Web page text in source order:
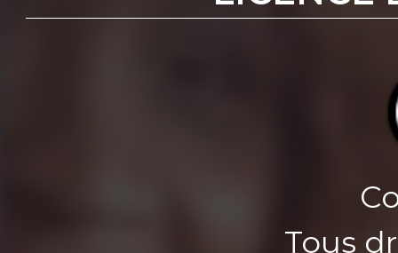
Tous